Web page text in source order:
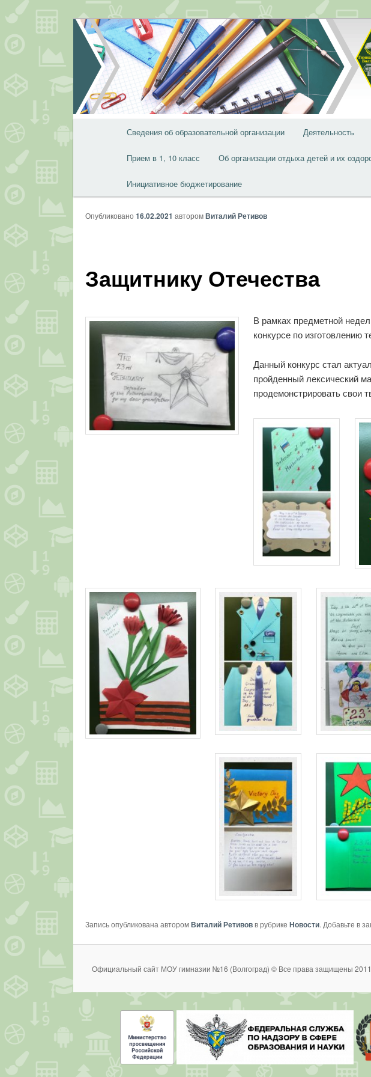
Перейти
к
основному
содержимому
Сведения об образовательной организации Деятельность
Прием в 1, 10 класс Об организации отдыха детей и их
Инициативное бюджетирование
Защитнику Отечества
Опубликовано 16.02.2021 авторомВиталий Ретивов
В рамках предметной
конкурсе по изготовлению
Данный конкурс стал
пройденный лексический
продемонстрировать свои
Запись опубликована авторомВиталий Ретивовв рубрике Новости. Добавьте в
Официальный сайт МОУ гимназии №16 (Волгоград) © Все права защищены